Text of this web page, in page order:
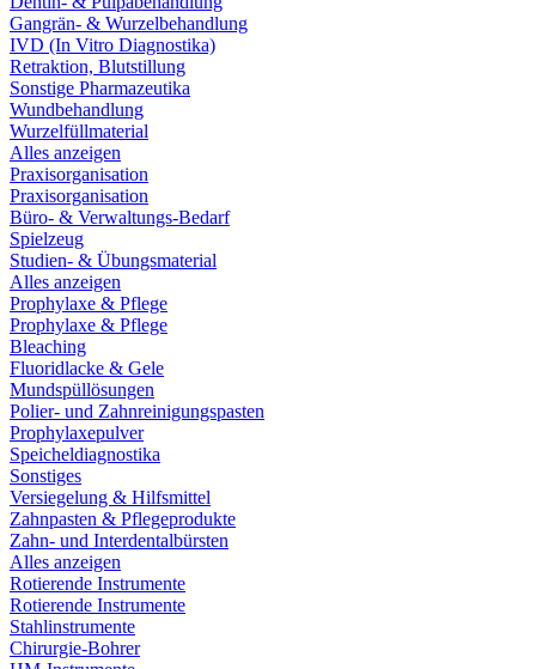
Gangrän- & Wurzelbehandlung
IVD (In Vitro Diagnostika)
Retraktion, Blutstillung
Sonstige Pharmazeutika
Wundbehandlung
Wurzelfüllmaterial
Alles anzeigen
Praxisorganisation
Praxisorganisation
Büro- & Verwaltungs-Bedarf
Spielzeug
Studien- & Übungsmaterial
Alles anzeigen
Prophylaxe & Pflege
Prophylaxe & Pflege
Bleaching
Fluoridlacke & Gele
Mundspüllösungen
Polier- und Zahnreinigungspasten
Prophylaxepulver
Speicheldiagnostika
Sonstiges
Versiegelung & Hilfsmittel
Zahnpasten & Pflegeprodukte
Zahn- und Interdentalbürsten
Alles anzeigen
Rotierende Instrumente
Rotierende Instrumente
Stahlinstrumente
Chirurgie-Bohrer